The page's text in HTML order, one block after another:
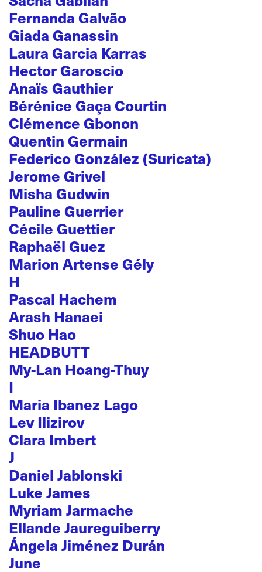
Fernanda Galvão
Giada Ganassin
Laura Garcia Karras
Hector Garoscio
Anaïs Gauthier
Bérénice Gaça Courtin
Clémence Gbonon
Quentin Germain
Federico González (Suricata)
Jerome Grivel
Misha Gudwin
Pauline Guerrier
Cécile Guettier
Raphaël Guez
Marion Artense Gély
H
Pascal Hachem
Arash Hanaei
Shuo Hao
HEADBUTT
My-Lan Hoang-Thuy
I
Maria Ibanez Lago
Lev Ilizirov
Clara Imbert
J
Daniel Jablonski
Luke James
Myriam Jarmache
Ellande Jaureguiberry
Ángela Jiménez Durán
June